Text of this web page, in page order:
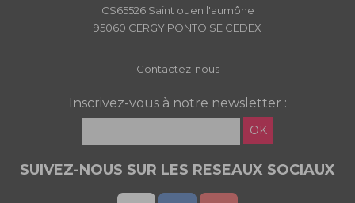
CS65526 Saint ouen l'aumône
95060 CERGY PONTOISE CEDEX
Contactez-nous
Inscrivez-vous à notre newsletter :
OK
SUIVEZ-NOUS SUR LES RESEAUX SOCIAUX